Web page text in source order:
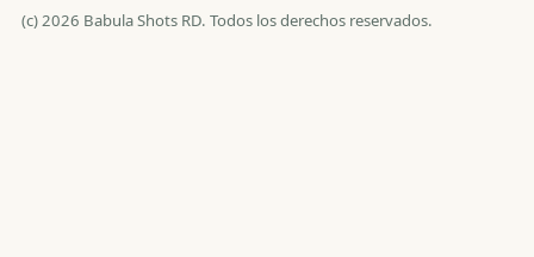
(c)2026 Babula Shots RD. Todos los derechos reservados.